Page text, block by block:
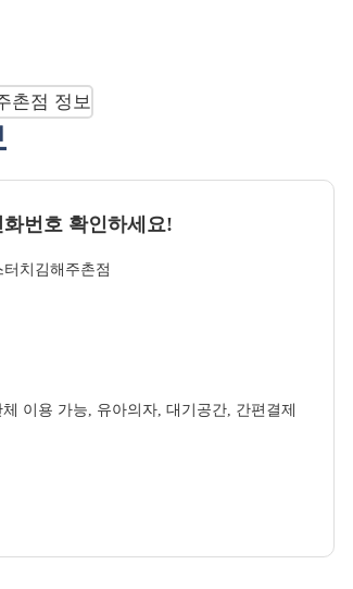
번호 확인하세요!
치김해주촌점
이용 가능, 유아의자, 대기공간, 간편결제